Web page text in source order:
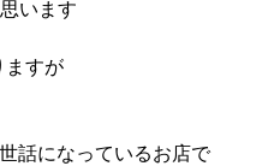
います
ますが
話になっているお店で